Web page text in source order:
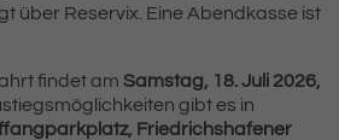
über Reservix. Eine Abendkasse ist
findet am Samstag, 18. Juli 2026,
gibt es in
Friedrichshafener